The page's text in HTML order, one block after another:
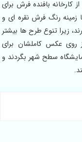
کارخانه بافنده فرش برای
رنگ فرش نقره ای و
زیرا تنوع طرح ها بیشتر
روی عکس کاملشان برای
سطح شهر بگردند و